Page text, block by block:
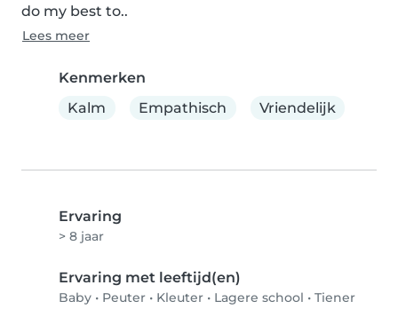
do my best to..
Lees meer
Kenmerken
Kalm
Empathisch Vriendelijk
Ervaring
> 8 jaar
Ervaring met leeftijd(en)
Baby • Peuter • Kleuter • Lagere school • Tiener